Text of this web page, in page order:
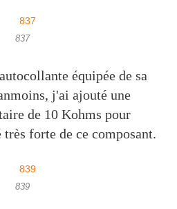
837
équipée de sa
j'ai ajouté une
de 10 Kohms pour
forte de ce composant.
839